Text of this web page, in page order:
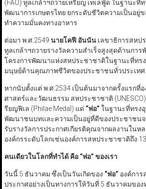
(FAO) ทูลเกล้าฯถวายเหรียญ เทเลฟู้ด ในฐานะที่
พัฒนาการเกษตรไทย ยกระดับชีวิตความเป็นอยู่ข
ทำความมั่นคงทางอาหาร
ต่อมา พ.ศ.2549 นายโคฟี อันนัน เลขาธิการสหป
ทูลเกล้าฯถวายรางวัลความสำเร็จสูงสุดด้านกา
โครงการพัฒนาแห่งสหประชาชาติในฐานะที่ทร
มนุษย์ด้านคุณภาพชีวิตของประชาชนทั่วประเทศ
หากนับตั้งแต่ พ.ศ.2534 เป็นต้นมาจากครั้งแรกที่
ศาสตร์และวัฒนธรรม สหประชาชาติ (UNESCO)
รียญฟิเล (Philae Medal) แด่ “พ่อ” ในฐานะที่ทรง
พัฒนาชนบทและความเป็นอยู่ที่ดีของประชาชนจ
รับรางวัลการประกาศเกียรติคุณจากผลงานในห
องค์กรระดับโลกเช่นองค์การสหประชาชาติถึง
คนเดียวในโลกที่ทำได้ คือ“พ่อ” ของเรา
วันนี้ 5 ธันวาคม ซึ่งเป็นวันเกิดของ “พ่อ” องค์การ
ประกาศอย่างเป็นทางการให้วันที่ 5 ธันวาคมของ